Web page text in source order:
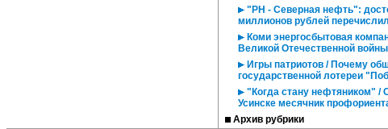
"РН - Северная нефть":
миллионов рублей
Коми энергосбытовая
Великой Отечественной
Игры патриотов / Почему
государственной лотереи
"Когда стану нефтяником" /
Усинске месячник
Архив рубрики